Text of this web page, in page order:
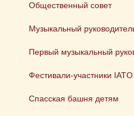
Общественный совет
Музыкальный
Первый музыкальный
Фестивали-участники IATO
Спасская башня детям